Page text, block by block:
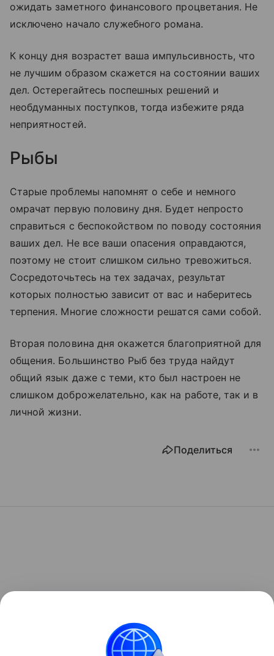
ожидать заметного финансового процветания. Не
исключено начало служебного романа.
К концу дня возрастет ваша импульсивность, что
не лучшим образом скажется на состоянии ваших
дел. Остерегайтесь поспешных решений и
необдуманных поступков, тогда избежите ряда
неприятностей.
Рыбы
Старые проблемы напомнят о себе и немного
омрачат первую половину дня. Будет непросто
справиться с беспокойством по поводу состояния
ваших дел. Не все ваши опасения оправдаются,
поэтому не стоит слишком сильно тревожиться.
Сосредоточьтесь на тех задачах, результат
которых полностью зависит от вас и наберитесь
терпения. Многие сложности решатся сами собой.
Вторая половина дня окажется благоприятной для
общения. Большинство Рыб без труда найдут
общий язык даже с теми, кто был настроен не
слишком доброжелательно, как на работе, так и в
личной жизни.
Поделиться